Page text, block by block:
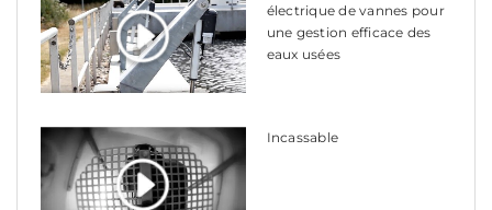
électrique de vannes pour
une gestion efficace des
eaux usées
Incassable